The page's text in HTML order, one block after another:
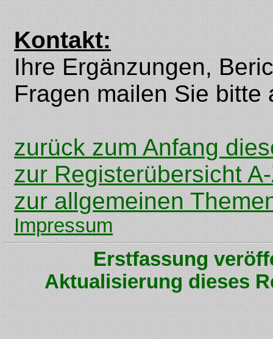
Kontakt:
Ihre Ergänzungen,
Fragen mailen Sie bitte
zurück zum Anfang
zur Registerübersicht
zur allgemeinen
Impressum
Erstfassung
Aktualisierung dieses